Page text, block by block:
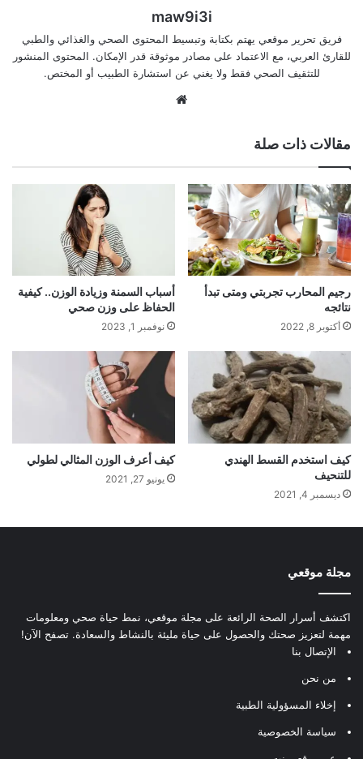
maw9i3i
فريق تحرير موقعي يهتم بكتابة وتبسيط المحتوى الصحي والغذائي والطبي
للقارئ العربي، مع الاعتماد على مصادر موثوقة قدر الإمكان. المحتوى المنشور
للتثقيف الصحي فقط ولا يغني عن استشارة الطبيب أو المختص.
مقالات ذات صلة
رجيم المحارب تجربتي ومتى تبدأ
نتائجه
أكتوبر 8, 2022
أسباب السمنة وزيادة الوزن.. كيفية
الحفاظ على وزن صحي
نوفمبر 1, 2023
كيف استخدم القسط الهندي
للتنحيف
ديسمبر 4, 2021
كيف أعرف الوزن المثالي لطولي
يونيو 27, 2021
مجلة موقعي
اكتشف أسرار الصحة الرائعة على مجلة موقعي، نمط حياة صحي ومعلومات
مهمة لتعزيز صحتك والحصول على حياة مليئة بالنشاط والسعادة. تصفح الآن!
الإتصال بنا
من نحن
إخلاء المسؤولية الطبية
سياسة الخصوصية